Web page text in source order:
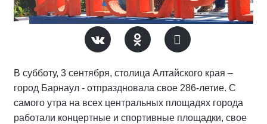
В субботу, 3 сентября, столица Алтайского края –
город Барнаул - отпраздновала свое 286-летие. С
самого утра на всех центральных площадях города
работали концертные и спортивные площадки, свое